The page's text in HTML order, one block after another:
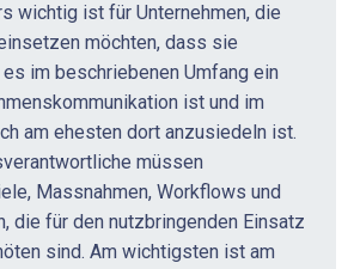
wichtig ist für Unternehmen, die
möchten, dass sie
im beschriebenen Umfang ein
ist und im
am ehesten dort anzusiedeln ist.
müssen
Massnahmen, Workflows und
die für den nutzbringenden Einsatz
sind. Am wichtigsten ist am